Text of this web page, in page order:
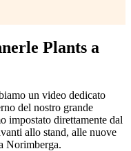
Plants a
un video dedicato
del nostro grande
impostato direttamente dal
allo stand, alle nuove
Norimberga.